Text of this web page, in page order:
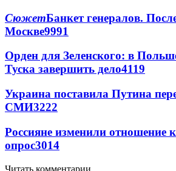
СюжетБанкет генералов.
Москве9991
Орден для Зеленского: в
Туска завершить дело4119
Украина поставила Путина
СМИ3222
Россияне изменили отношение
опрос3014
Читать комментарии